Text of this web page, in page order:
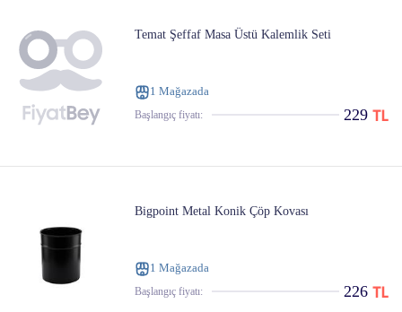
Temat Şeffaf Masa Üstü Kalemlik Seti
1 Mağazada
Başlangıç ​​fiyatı: 229
Bigpoint Metal Konik Çöp Kovası
1 Mağazada
Başlangıç ​​fiyatı: 226